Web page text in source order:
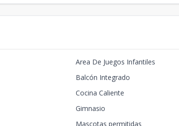
Area De Juegos Infantiles
Balcón Integrado
Cocina Caliente
Gimnasio
Mascotas permitidas